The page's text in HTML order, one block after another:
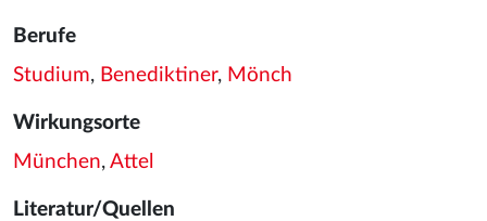
Berufe
Studium, Benediktiner, Mönch
Wirkungsorte
München, Attel
Literatur/Quellen